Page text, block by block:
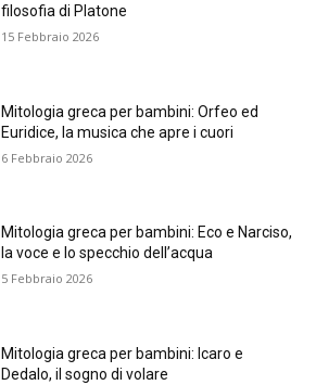
filosofia di Platone
15 Febbraio 2026
Mitologia greca per bambini: Orfeo ed
Euridice, la musica che apre i cuori
6 Febbraio 2026
Mitologia greca per bambini: Eco e Narciso,
la voce e lo specchio dell’acqua
5 Febbraio 2026
Mitologia greca per bambini: Icaro e
Dedalo, il sogno di volare